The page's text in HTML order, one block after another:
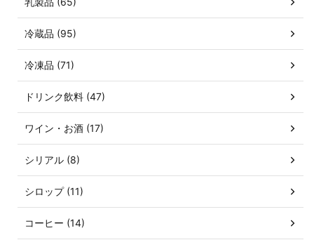
冷蔵品 (95)
冷凍品 (71)
ドリンク飲料 (47)
ワイン・お酒 (17)
シリアル (8)
シロップ (11)
コーヒー (14)